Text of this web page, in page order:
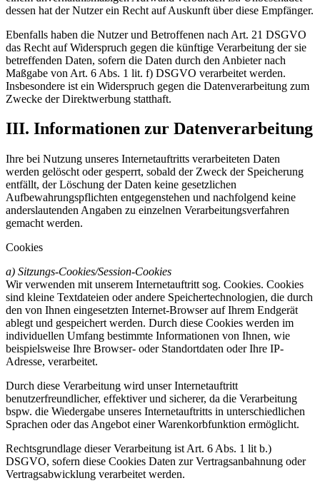
dessen hat der Nutzer ein Recht auf Auskunft über diese Empfänger.
Ebenfalls haben die Nutzer und Betroffenen nach Art. 21 DSGVO
das Recht auf Widerspruch gegen die künftige Verarbeitung der sie
betreffenden Daten, sofern die Daten durch den Anbieter nach
Maßgabe von Art. 6 Abs. 1 lit. f) DSGVO verarbeitet werden.
Insbesondere ist ein Widerspruch gegen die Datenverarbeitung zum
Zwecke der Direktwerbung statthaft.
III. Informationen zur Datenverarbeitung
Ihre bei Nutzung unseres Internetauftritts verarbeiteten Daten
werden gelöscht oder gesperrt, sobald der Zweck der Speicherung
entfällt, der Löschung der Daten keine gesetzlichen
Aufbewahrungspflichten entgegenstehen und nachfolgend keine
anderslautenden Angaben zu einzelnen Verarbeitungsverfahren
gemacht werden.
Cookies
a) Sitzungs-Cookies/Session-Cookies
Wir verwenden mit unserem Internetauftritt sog. Cookies. Cookies
sind kleine Textdateien oder andere Speichertechnologien, die durch
den von Ihnen eingesetzten Internet-Browser auf Ihrem Endgerät
ablegt und gespeichert werden. Durch diese Cookies werden im
individuellen Umfang bestimmte Informationen von Ihnen, wie
beispielsweise Ihre Browser- oder Standortdaten oder Ihre IP-
Adresse, verarbeitet.
Durch diese Verarbeitung wird unser Internetauftritt
benutzerfreundlicher, effektiver und sicherer, da die Verarbeitung
bspw. die Wiedergabe unseres Internetauftritts in unterschiedlichen
Sprachen oder das Angebot einer Warenkorbfunktion ermöglicht.
Rechtsgrundlage dieser Verarbeitung ist Art. 6 Abs. 1 lit b.)
DSGVO, sofern diese Cookies Daten zur Vertragsanbahnung oder
Vertragsabwicklung verarbeitet werden.